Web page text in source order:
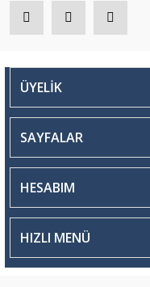
ÜYELİK
SAYFALAR
HESABIM
HIZLI MENÜ